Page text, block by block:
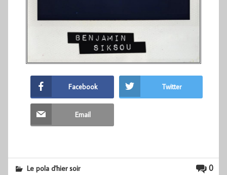
Facebook Twitter
Email
0
Le pola d'hier soir